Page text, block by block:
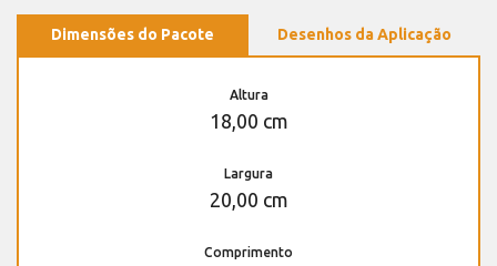
Dimensões do Pacote Desenhos da Aplicação
Altura
18,00 cm
Largura
20,00 cm
Comprimento